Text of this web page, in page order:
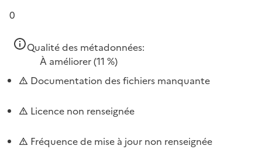
0
Qualité des métadonnées:
À améliorer(11 %)
Documentation des fichiers manquante
Licence non renseignée
Fréquence de mise à jour non renseignée